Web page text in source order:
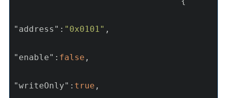
"address" : "0x0101" ,
"enable" : false ,
"writeOnly" : true ,